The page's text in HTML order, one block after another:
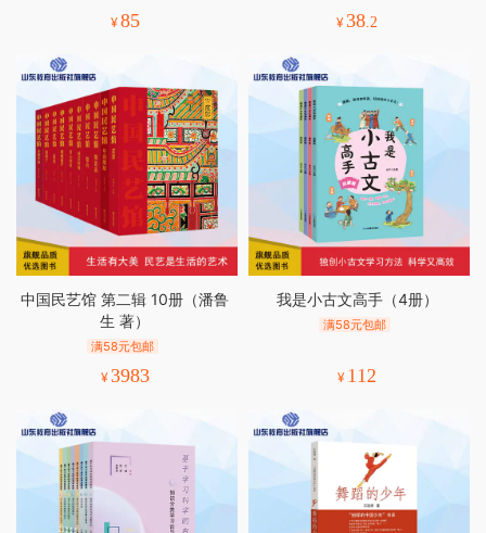
¥85 ¥38.2
中国民艺馆 第二辑 10册（潘鲁
生 著）
满58元包邮
¥3983
我是小古文高手（4册）
满58元包邮
¥ 112